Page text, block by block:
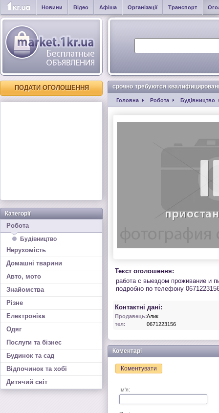
Новини Відео Афіша Організації Транспорт
ПОДАТИ ОГОЛОШЕННЯ
Категорії
Робота
Будівництво
Нерухомість
Домашні тварини
Авто, мото
Знайомства
Різне
Електроніка
Одяг
Послуги та бізнес
Будинок та сад
Відпочинок та хобі
Дитячий світ
срочно требуются
Головна Робота
Будівництво
срочно требуются квалифицированные
Текст оголошення:
работа с выездом проживание и
подробно по телефону
Контактні дані:
Продавець:Алик
тел:
0671223156
Коментарі
Коментувати
Ім'я: